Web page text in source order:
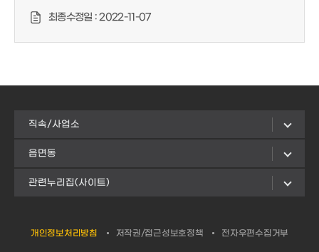
최종수정일 :2022-11-07
직속/사업소
읍면동
관련누리집(사이트)
개인정보처리방침 저작권/접근성보호정책 전자우편수집거부